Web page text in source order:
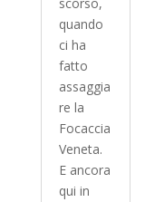
quando
ci ha
fatto
assaggia
re la
Focaccia
Veneta.
E ancora
qui in